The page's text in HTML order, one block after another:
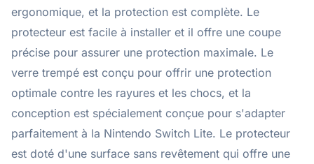
ergonomique, et la protection est complète. Le
protecteur est facile à installer et il offre une coupe
précise pour assurer une protection maximale. Le
verre trempé est conçu pour offrir une protection
optimale contre les rayures et les chocs, et la
conception est spécialement conçue pour s'adapter
parfaitement à la Nintendo Switch Lite. Le protecteur
est doté d'une surface sans revêtement qui offre une